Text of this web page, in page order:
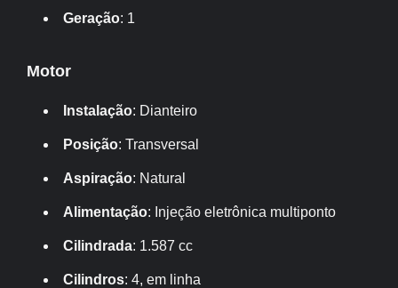
Geração: 1
Motor
Instalação: Dianteiro
Posição: Transversal
Aspiração: Natural
Alimentação: Injeção eletrônica multiponto
Cilindrada: 1.587 cc
Cilindros: 4, em linha